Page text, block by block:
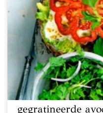
gegratineerde